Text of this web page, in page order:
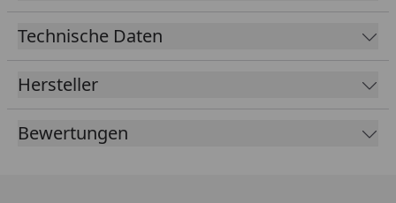
Technische Daten
Hersteller
Bewertungen